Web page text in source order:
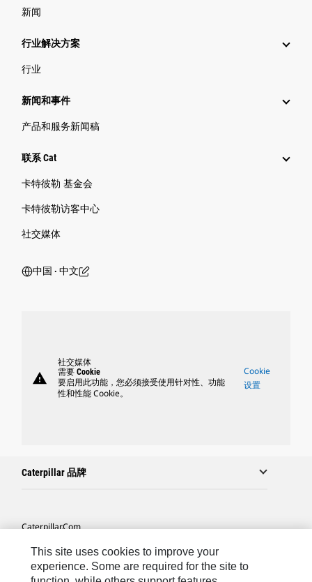
新闻
行业解决方案
行业
新闻和事件
产品和服务新闻稿
联系 Cat
卡特彼勒 基金会
卡特彼勒访客中心
社交媒体
中国 ‧ 中文
warning
社交媒体
需要 Cookie
要启用此功能，您必须接受使用针对性、功能
性和性能 Cookie。
Cookie
设置
Caterpillar 品牌
Caterpillar.com
联系 Caterpillar
站点地图
This site uses cookies to improve your
experience. Some are required for the site to